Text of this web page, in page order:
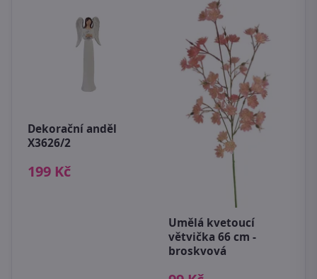
Dekorační anděl
X3626/2
199 Kč
Umělá kvetoucí
větvička 66 cm -
broskvová